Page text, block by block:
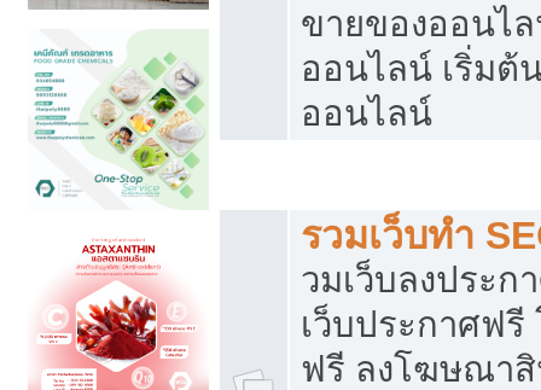
ขายของออนไ
ออนไลน์ เริ่มต้
ออนไลน์
รวมเว็บทำ
วมเว็บลงประก
เว็บประกาศฟ
ฟรี ลงโฆษณา